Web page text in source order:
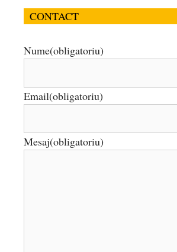
CONTACT
Nume(obligatoriu)
Email(obligatoriu)
Mesaj(obligatoriu)